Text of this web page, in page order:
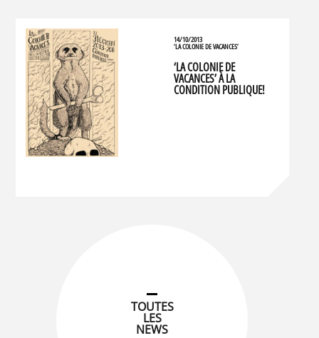
14/10/2013
‘LA COLONIE DE VACANCES’
‘LA COLONIE DE
VACANCES’ À LA
CONDITION PUBLIQUE!
TOUTES
LES
NEWS